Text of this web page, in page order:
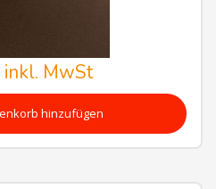
inkl. MwSt
hinzufügen